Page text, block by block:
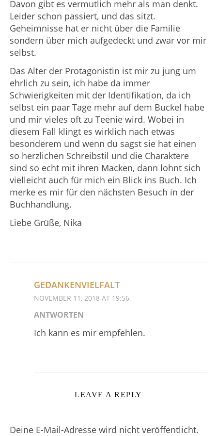
Davon gibt es vermutlich mehr als man denkt.
Leider schon passiert, und das sitzt.
Geheimnisse hat er nicht über die Familie
sondern über mich aufgedeckt und zwar vor mir
selbst.
Das Alter der Protagonistin ist mir zu jung um
ehrlich zu sein, ich habe da immer
Schwierigkeiten mit der Identifikation, da ich
selbst ein paar Tage mehr auf dem Buckel habe
und mir vieles oft zu Teenie wird. Wobei in
diesem Fall klingt es wirklich nach etwas
besonderem und wenn du sagst sie hat einen
so herzlichen Schreibstil und die Charaktere
sind so echt mit ihren Macken, dann lohnt sich
vielleicht auch für mich ein Blick ins Buch. Ich
merke es mir für den nächsten Besuch in der
Buchhandlung.
Liebe Grüße, Nika
GEDANKENVIELFALT
NOVEMBER 11, 2018 AT 19:56
ANTWORTEN
Ich kann es mir empfehlen.
LEAVE A REPLY
Deine E-Mail-Adresse wird nicht veröffentlicht.